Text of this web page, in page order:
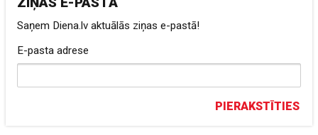
Saņem Diena.lv aktuālās ziņas e-pastā!
E-pasta adrese
PIERAKSTĪTIES